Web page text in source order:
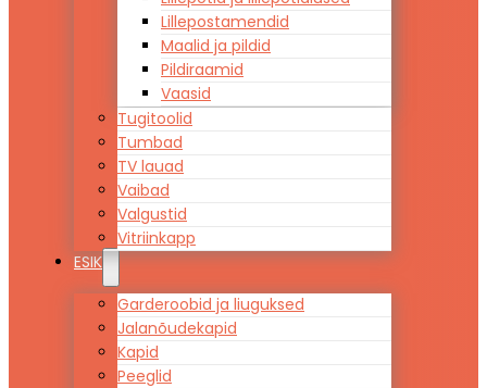
Lillepostamendid
Maalid ja pildid
Pildiraamid
Vaasid
Tugitoolid
Tumbad
TV lauad
Vaibad
Valgustid
Vitriinkapp
ESIK
Garderoobid ja liuguksed
Jalanõudekapid
Kapid
Peeglid